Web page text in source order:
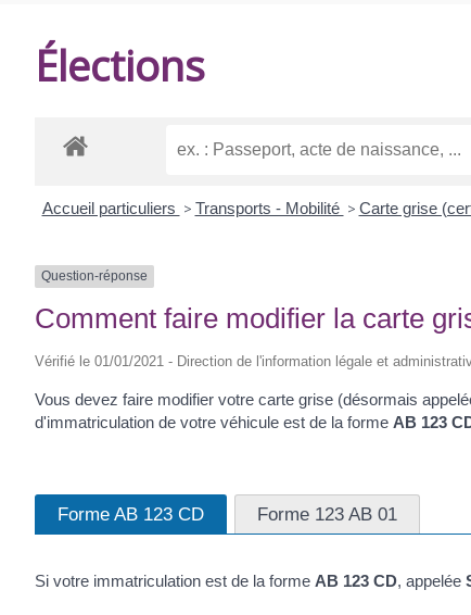
Élections
Accueil particuliers > Transports - Mobilité > Carte grise
Question-réponse
Comment faire modifier la carte
Vérifié le 01/01/2021 - Direction de l'information légale et
Vous devez faire modifier votre carte grise (désormais
d'immatriculation de votre véhicule est de la forme AB 123
Forme AB 123 CD Forme 123 AB 01
Si votre immatriculation est de la forme AB 123 CD, appelée